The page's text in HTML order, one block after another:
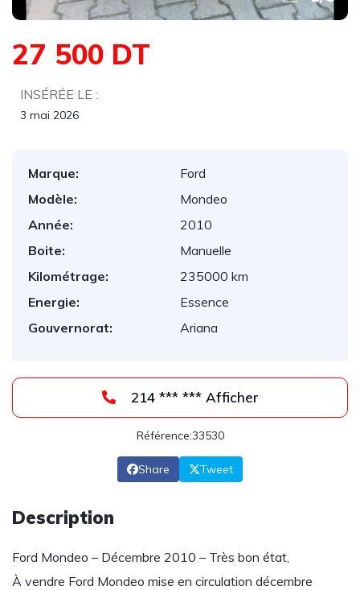
27 500 DT
INSÉRÉE LE :
3 mai 2026
Marque:
Ford
Modèle:
Mondeo
Année:
2010
Boite:
Manuelle
Kilométrage:
235000 km
Energie:
Essence
Gouvernorat:
Ariana
214 *** *** Afficher
Référence:33530
Share Tweet
Description
Ford Mondeo – Décembre 2010 – Très bon état,
À vendre Ford Mondeo mise en circulation décembre